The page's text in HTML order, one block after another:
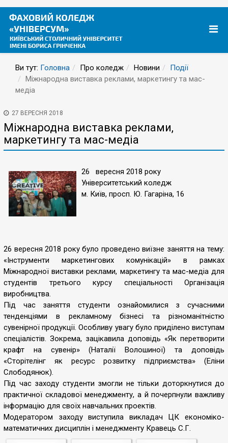
Ви тут: Головна Про коледж Новини
Події
Міжнародна виставка реклами, маркетингу та мас-
медіа
27 ВЕРЕСНЯ 2018
Міжнародна виставка реклами,
маркетингу та мас-медіа
26 вересня 2018 року
Університетський коледж
м. Київ, просп. Ю. Гагаріна, 16
26 вересня 2018 року було проведено виїзне заняття на тему:
«Інструменти маркетингових комунікацій» в рамках
Міжнародної виставки реклами, маркетингу та мас-медіа для
студентів третього курсу спеціальності Організація
виробництва.
Під час заняття студенти ознайомилися з сучасними
тенденціями в рекламному бізнесі та різноманітністю
сувенірної продукції. Особливу увагу було приділено виступам
спеціалістів. Зокрема, зацікавила доповідь «Як перетворити
крафт на сувенір» (Наталії Волошиної) та доповідь
«Сторітелінг як ресурс розвитку підприємства» (Еліни
Слободянюк).
Під час заходу студенти змогли не тільки доторкнутися до
практичної складової менеджменту, а й почерпнули важливу
інформацію для своїх навчальних проектів.
Модератором заходу виступила викладач ЦК економіко-
математичних дисциплін і менеджменту Кравець С.Г.